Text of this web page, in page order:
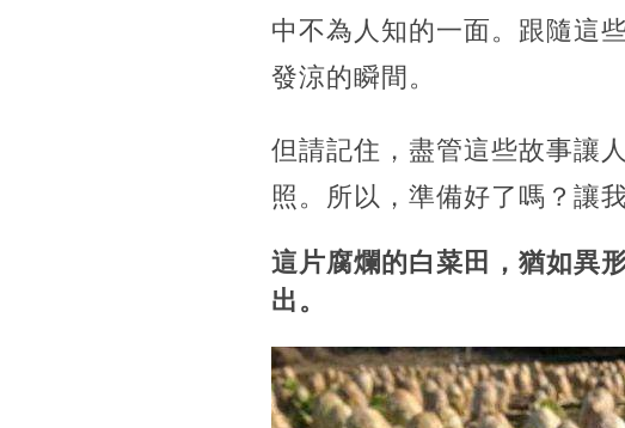
中不為人知的一面。跟隨這
發涼的瞬間。
但請記住，盡管這些故事讓
照。所以，準備好了嗎？讓
這片腐爛的白菜田，猶如異
出。